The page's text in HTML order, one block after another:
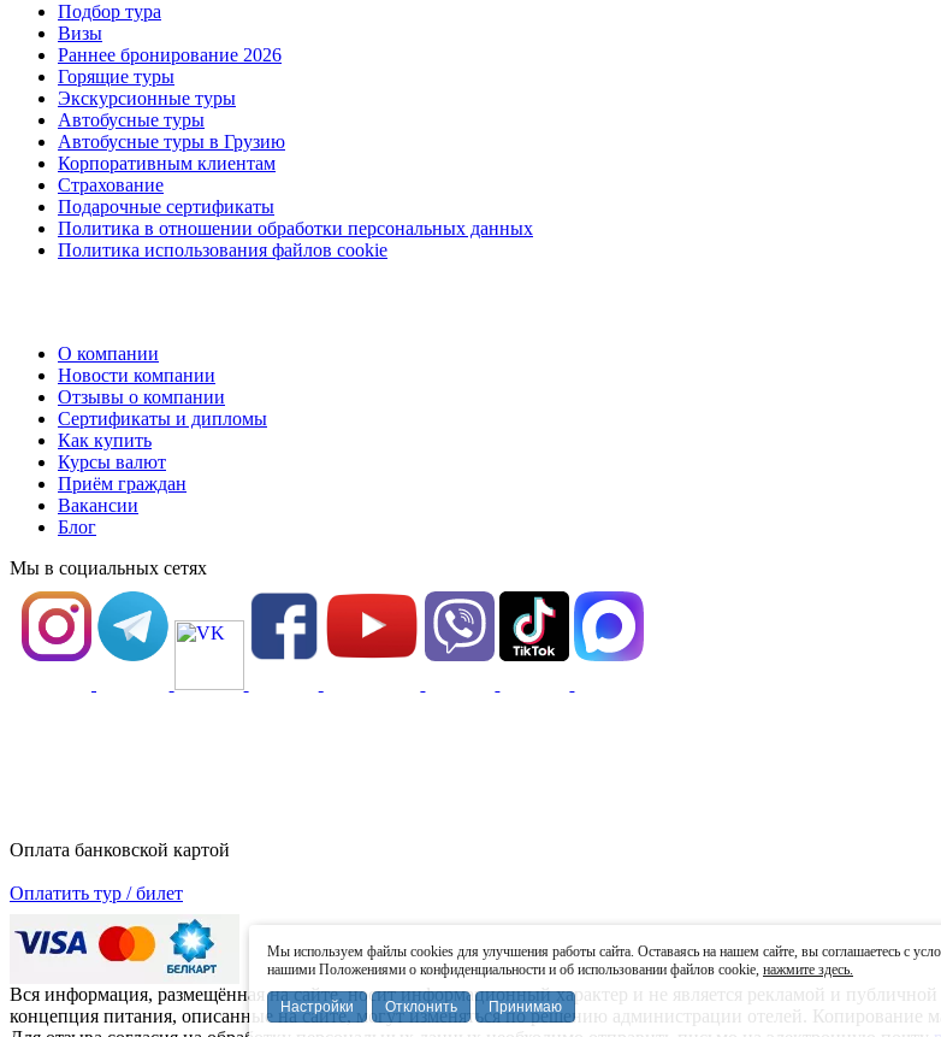
Мы используем файлы cookies для улучшения работы сайта. Оставаясь на нашем сайте, вы соглашаетесь с
нашими Положениями о конфиденциальности и об использовании файлов cookie, нажмите здесь.
Настройки Отклонить Принимаю
Подбор тура
Визы
Раннее бронирование 2026
Горящие туры
Экскурсионные туры
Автобусные туры
Автобусные туры в Грузию
Корпоративным клиентам
Страхование
Подарочные сертификаты
Политика в отношении обработки персональных данных
Политика использования файлов cookie
О компании
Новости компании
Отзывы о компании
Сертификаты и дипломы
Как купить
Курсы валют
Приём граждан
Вакансии
Блог
Мы в социальных сетях
Оплата банковской картой
Оплатить тур / билет
Вся информация, размещённая на сайте, носит информационный характер и не является рекламой и
концепция питания, описанные на сайте, могут изменяться по решению администрации отелей. Копирование